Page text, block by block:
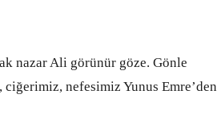
nazar Ali görünür göze. Gönle
ciğerimiz, nefesimiz Yunus Emre’den